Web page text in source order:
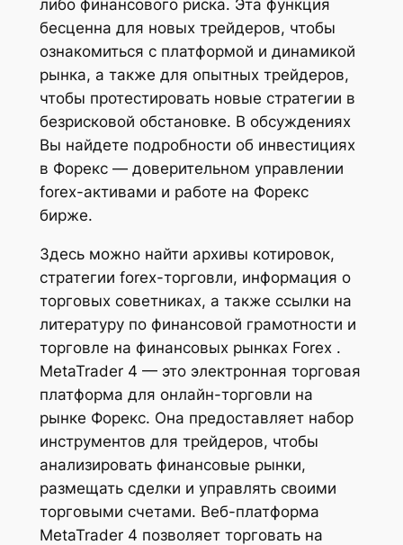
либо финансового риска. Эта функция
бесценна для новых трейдеров, чтобы
ознакомиться с платформой и динамикой
рынка, а также для опытных трейдеров,
чтобы протестировать новые стратегии в
безрисковой обстановке. В обсуждениях
Вы найдете подробности об инвестициях
в Форекс — доверительном управлении
forex-активами и работе на Форекс
бирже.
Здесь можно найти архивы котировок,
стратегии forex-торговли, информация о
торговых советниках, а также ссылки на
литературу по финансовой грамотности и
торговле на финансовых рынках Forex .
MetaTrader 4 — это электронная торговая
платформа для онлайн-торговли на
рынке Форекс. Она предоставляет набор
инструментов для трейдеров, чтобы
анализировать финансовые рынки,
размещать сделки и управлять своими
торговыми счетами. Веб-платформа
MetaTrader 4 позволяет торговать на